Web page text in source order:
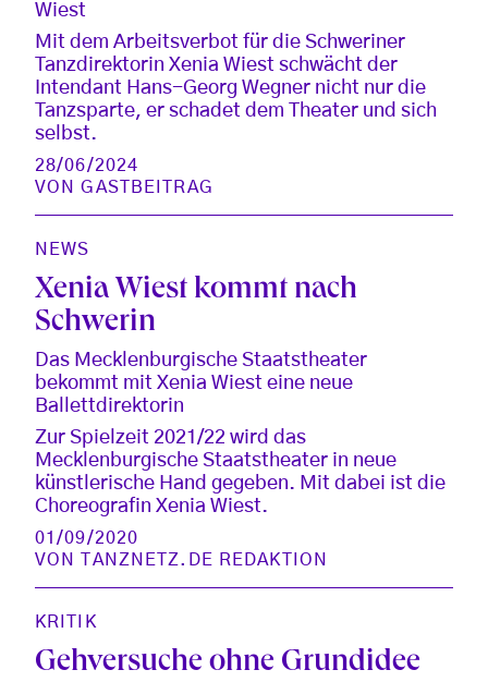
Wiest
Mit dem Arbeitsverbot für die Schweriner
Tanzdirektorin Xenia Wiest schwächt der
Intendant Hans-Georg Wegner nicht nur die
Tanzsparte, er schadet dem Theater und sich
selbst.
28/06/2024
VONGASTBEITRAG
NEWS
Xenia Wiest kommt nach
Schwerin
Das Mecklenburgische Staatstheater
bekommt mit Xenia Wiest eine neue
Ballettdirektorin
Zur Spielzeit 2021/22 wird das
Mecklenburgische Staatstheater in neue
künstlerische Hand gegeben. Mit dabei ist die
Choreografin Xenia Wiest.
01/09/2020
VON
TANZNETZ.DE REDAKTION
KRITIK
Gehversuche ohne Grundidee